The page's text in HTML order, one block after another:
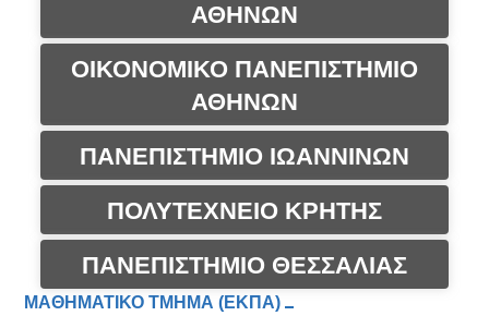
ΑΘΗΝΩΝ
ΟΙΚΟΝΟΜΙΚΟ ΠΑΝΕΠΙΣΤΗΜΙΟ
ΑΘΗΝΩΝ
ΠΑΝΕΠΙΣΤΗΜΙΟ ΙΩΑΝΝΙΝΩΝ
ΠΟΛΥΤΕΧΝΕΙΟ ΚΡΗΤΗΣ
ΠΑΝΕΠΙΣΤΗΜΙΟ ΘΕΣΣΑΛΙΑΣ
ΜΑΘΗΜΑΤΙΚΟ ΤΜΗΜΑ (ΕΚΠΑ)